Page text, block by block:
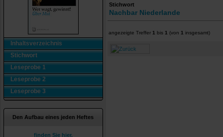
Inhaltsverzeichnis
Stichwort
Leseprobe 1
Leseprobe 2
Leseprobe 3
Den Aufbau eines jeden Heftes
finden Sie hier.
Stichwort
Nachbar Niederlande
angezeigte Treffer 1 bis 1 (von 1 insgesamt)